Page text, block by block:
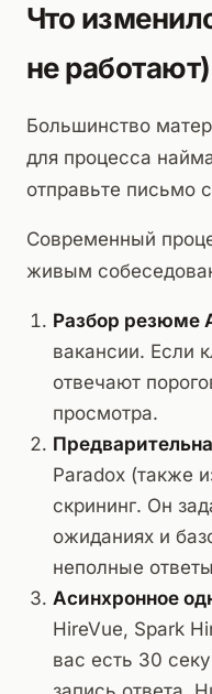
Что
не работают)
Большинство
для процесса
отправьте письмо
Современный
живым
Разбор резюме
вакансии. Если
отвечают
просмотра.
Paradox (также
скрининг. Он
ожиданиях и
неполные
Асинхронное
HireVue, Spark
вас есть 30